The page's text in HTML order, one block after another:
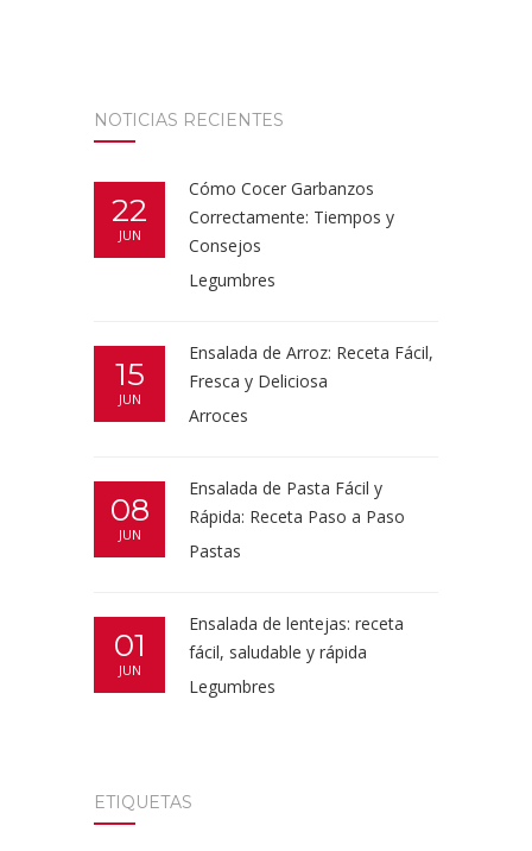
NOTICIAS RECIENTES
22
JUN
Cómo Cocer Garbanzos
Correctamente: Tiempos y
Consejos
Legumbres
15
JUN
Ensalada de Arroz: Receta Fácil,
Fresca y Deliciosa
Arroces
08
JUN
Ensalada de Pasta Fácil y
Rápida: Receta Paso a Paso
Pastas
01
JUN
Ensalada de lentejas: receta
fácil, saludable y rápida
Legumbres
ETIQUETAS